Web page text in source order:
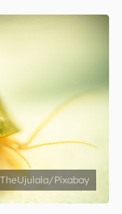
TheUjulala/Pixabay